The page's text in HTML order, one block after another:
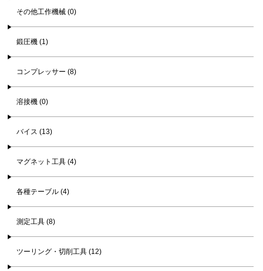
その他工作機械 (0)
鍛圧機 (1)
コンプレッサー (8)
溶接機 (0)
バイス (13)
マグネット工具 (4)
各種テーブル (4)
測定工具 (8)
ツーリング・切削工具 (12)